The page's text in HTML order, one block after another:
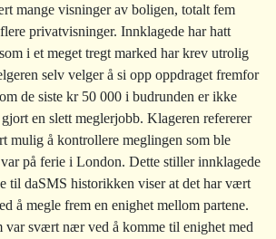
mange visninger av boligen, totalt fem
privatvisninger. Innklagede har hatt
i et meget tregt marked har krev utrolig
selv velger å si opp oppdraget fremfor
de siste kr 50 000 i budrunden er ikke
en slett meglerjobb. Klageren refererer
mulig å kontrollere meglingen som ble
på ferie i London. Dette stiller innklagede
til daSMS historikken viser at det har vært
å megle frem en enighet mellom partene.
var svært nær ved å komme til enighet med